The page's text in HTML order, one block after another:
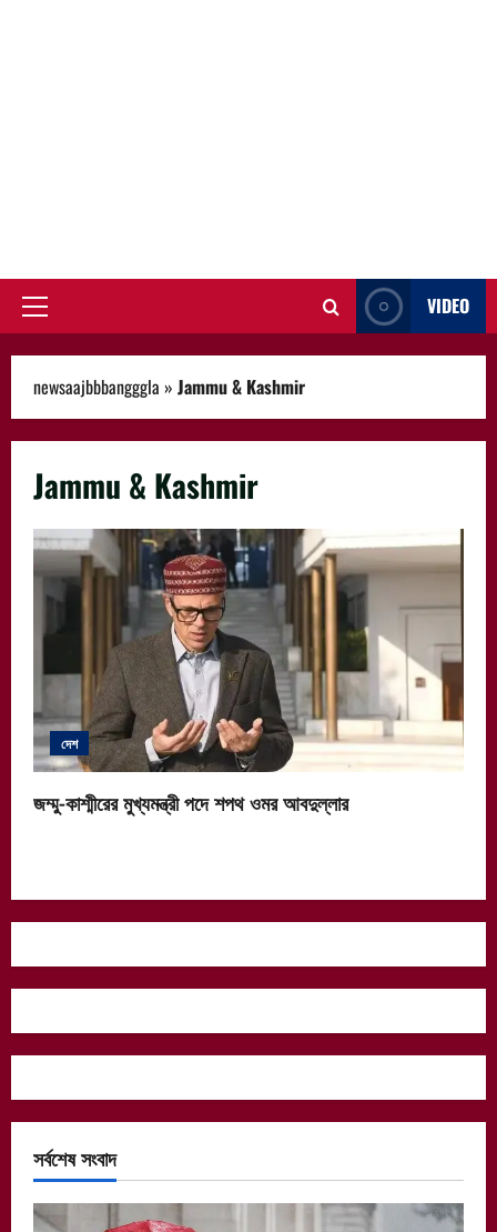
Primary
VIDEO
newsaajbbbangggla » Jammu & Kashmir
Jammu & Kashmir
দেশ
জম্মু-কাশ্মীরের মুখ্যমন্ত্রী পদে শপথ ওমর আবদুল্লার
সর্বশেষ সংবাদ